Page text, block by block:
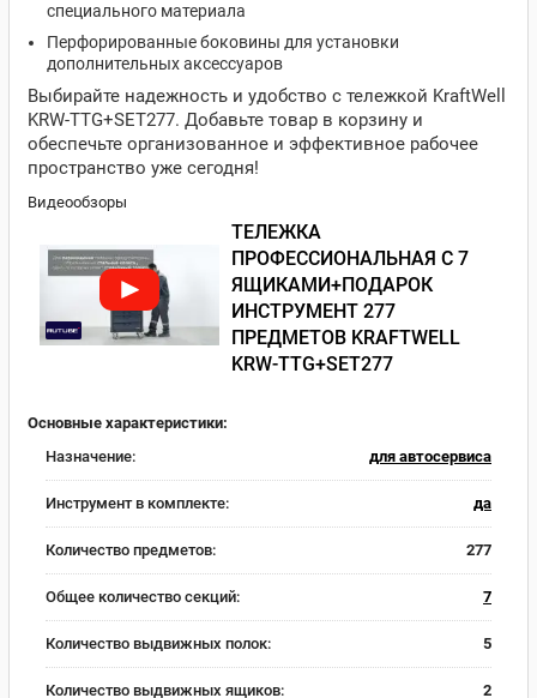
специального материала
Перфорированные боковины для установки
дополнительных аксессуаров
Выбирайте надежность и удобство с тележкой KraftWell
KRW-TTG+SET277. Добавьте товар в корзину и
обеспечьте организованное и эффективное рабочее
пространство уже сегодня!
Видеообзоры
ТЕЛЕЖКА
ПРОФЕССИОНАЛЬНАЯ С 7
ЯЩИКАМИ+ПОДАРОК
ИНСТРУМЕНТ 277
ПРЕДМЕТОВ KRAFTWELL
KRW-TTG+SET277
Основные характеристики:
Назначение:
для автосервиса
Инструмент в комплекте: да
Количество предметов: 277
Общее количество секций: 7
Количество выдвижных полок: 5
Количество выдвижных ящиков: 2